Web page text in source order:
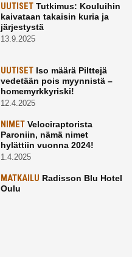
UUTISETTutkimus: Kouluihin
kaivataan takaisin kuria ja
järjestystä
13.9.2025
UUTISETIso määrä Pilttejä
vedetään pois myynnistä –
homemyrkkyriski!
12.4.2025
NIMETVelociraptorista
Paroniin, nämä nimet
hylättiin vuonna 2024!
1.4.2025
MATKAILU Radisson Blu Hotel
Oulu